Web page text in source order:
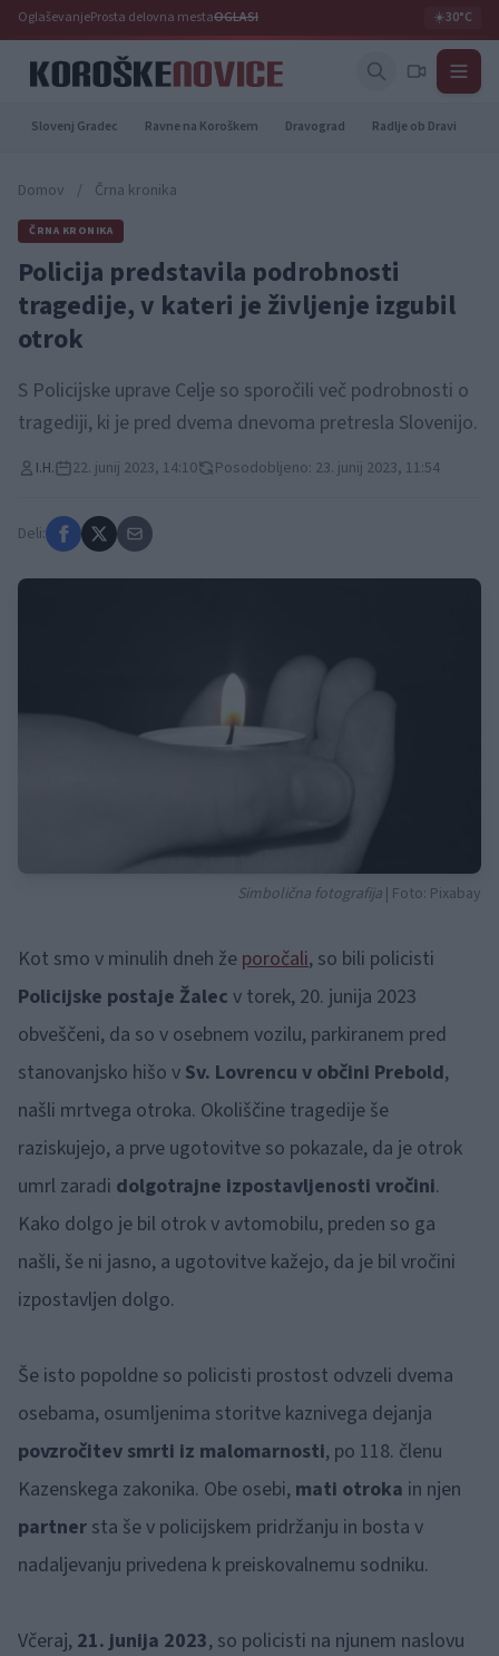
OglaševanjeProsta delovna mestaOGLASI ☀️30°C
Slovenj Gradec Ravne na Koroškem Dravograd Radlje ob Dravi
Domov / Črna kronika
ČRNA KRONIKA
Policija predstavila podrobnosti
tragedije, v kateri je življenje izgubil
otrok
S Policijske uprave Celje so sporočili več podrobnosti o
tragediji, ki je pred dvema dnevoma pretresla Slovenijo.
I.H. 22. junij 2023, 14:10 Posodobljeno: 23. junij 2023, 11:54
Deli:
Simbolična fotografija | Foto: Pixabay
Kot smo v minulih dneh že poročali, so bili policisti
Policijske postaje Žalec v torek, 20. junija 2023
obveščeni, da so v osebnem vozilu, parkiranem pred
stanovanjsko hišo v Sv. Lovrencu v občini Prebold,
našli mrtvega otroka. Okoliščine tragedije še
raziskujejo, a prve ugotovitve so pokazale, da je otrok
umrl zaradi dolgotrajne izpostavljenosti vročini.
Kako dolgo je bil otrok v avtomobilu, preden so ga
našli, še ni jasno, a ugotovitve kažejo, da je bil vročini
izpostavljen dolgo.
Še isto popoldne so policisti prostost odvzeli dvema
osebama, osumljenima storitve kaznivega dejanja
povzročitev smrti iz malomarnosti, po 118. členu
Kazenskega zakonika. Obe osebi, mati otroka in njen
partner sta še v policijskem pridržanju in bosta v
nadaljevanju privedena k preiskovalnemu sodniku.
Včeraj, 21. junija 2023, so policisti na njunem naslovu